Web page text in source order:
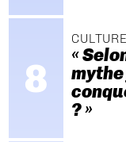
«
? »